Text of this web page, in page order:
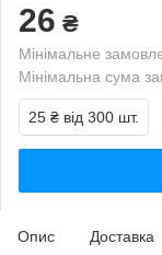
26 ₴
Мінімальне
Мінімальна сума
25 ₴ від 300 шт.
Опис Доставка